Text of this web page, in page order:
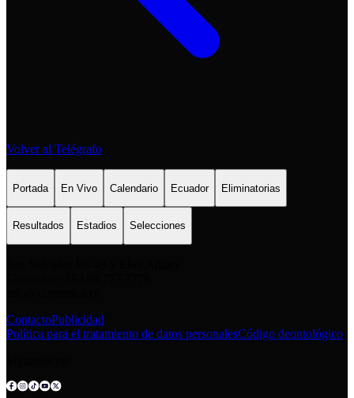
Volver al Telégrafo
Portada En Vivo Calendario Ecuador Eliminatorias
Resultados Estadios Selecciones
ContactoPublicidad
Política para el tratamiento de datos personalesCódigo deontológico